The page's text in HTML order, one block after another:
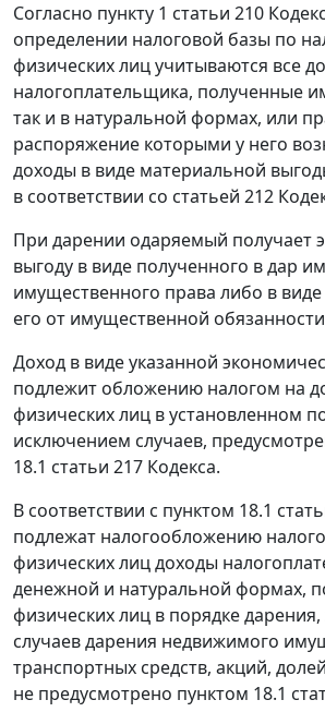
Согласно пункту 1 статьи 210
определении налоговой базы по
физических лиц учитываются все
налогоплательщика, полученные
так и в натуральной формах, или
распоряжение которыми у него
доходы в виде материальной
в соответствии со статьей 212
При дарении одаряемый получает
выгоду в виде полученного в дар
имущественного права либо в
его от имущественной
Доход в виде указанной
подлежит обложению налогом на
физических лиц в установленном
исключением случаев,
18.1 статьи 217 Кодекса.
В соответствии с пунктом 18.1
подлежат налогообложению
физических лиц доходы
денежной и натуральной формах,
физических лиц в порядке
случаев дарения недвижимого
транспортных средств, акций,
не предусмотрено пунктом 18.1